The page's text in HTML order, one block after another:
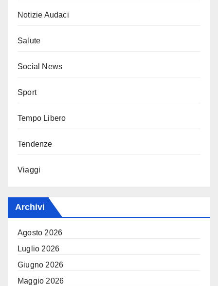
Notizie Audaci
Salute
Social News
Sport
Tempo Libero
Tendenze
Viaggi
Archivi
Agosto 2026
Luglio 2026
Giugno 2026
Maggio 2026